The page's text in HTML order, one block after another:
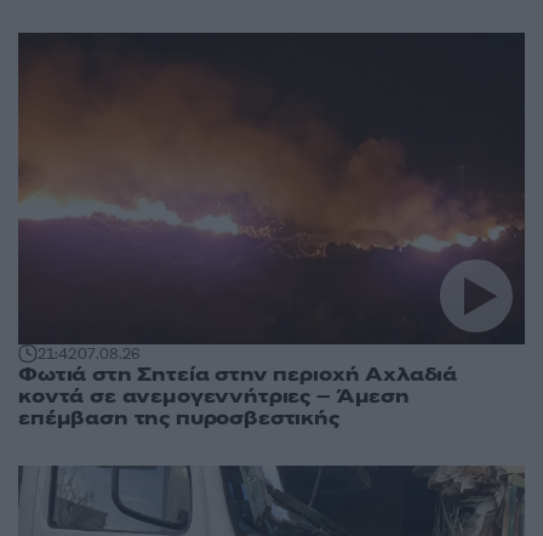
21:4207.08.26
Φωτιά στη Σητεία στην περιοχή Αχλαδιά
κοντά σε ανεμογεννήτριες – Άμεση
επέμβαση της πυροσβεστικής